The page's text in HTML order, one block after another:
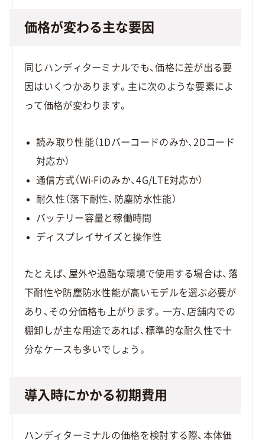
価格が変わる主な要因
同じハンディターミナルでも、価格に差が出る要
因はいくつかあります。主に次のような要素によ
って価格が変わります。
読み取り性能（1Dバーコードのみか、2Dコード
対応か）
通信方式（Wi-Fiのみか、4G/LTE対応か）
耐久性（落下耐性、防塵防水性能）
バッテリー容量と稼働時間
ディスプレイサイズと操作性
たとえば、屋外や過酷な環境で使用する場合は、落
下耐性や防塵防水性能が高いモデルを選ぶ必要が
あり、その分価格も上がります。一方、店舗内での
棚卸しが主な用途であれば、標準的な耐久性で十
分なケースも多いでしょう。
導入時にかかる初期費用
ハンディターミナルの価格を検討する際、本体価